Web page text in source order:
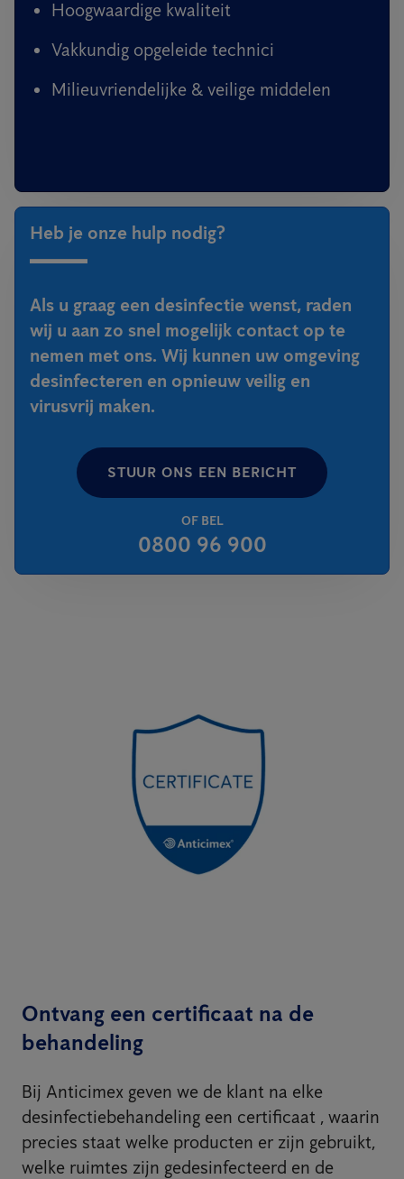
Hoogwaardige kwaliteit
Vakkundig opgeleide technici
Milieuvriendelijke & veilige middelen
Heb je onze hulp nodig?
Als u graag een desinfectie wenst, raden
wij u aan zo snel mogelijk contact op te
nemen met ons. Wij kunnen uw omgeving
desinfecteren en opnieuw veilig en
virusvrij maken.
STUUR ONS EEN BERICHT
OF BEL
0800 96 900
Ontvang een certificaat na de
behandeling
Bij Anticimex geven we de klant na elke
desinfectiebehandeling een certificaat , waarin
precies staat welke producten er zijn gebruikt,
welke ruimtes zijn gedesinfecteerd en de